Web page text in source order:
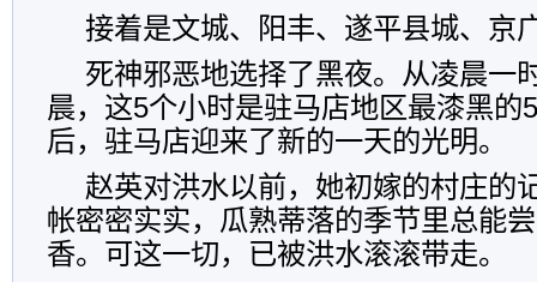
接着是文城、阳丰、遂平县城、
死神邪恶地选择了黑夜。从凌晨一
晨，这5个小时是驻马店地区最漆黑的
后，驻马店迎来了新的一天的光明。
赵英对洪水以前，她初嫁的村庄的
帐密密实实，瓜熟蒂落的季节里总能
香。可这一切，已被洪水滚滚带走。